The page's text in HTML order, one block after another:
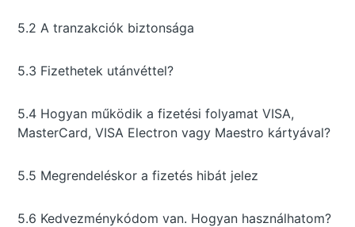
5.2 A tranzakciók biztonsága
5.3 Fizethetek utánvéttel?
5.4 Hogyan működik a fizetési folyamat VISA,
MasterCard, VISA Electron vagy Maestro kártyával?
5.5 Megrendeléskor a fizetés hibát jelez
5.6 Kedvezménykódom van. Hogyan használhatom?